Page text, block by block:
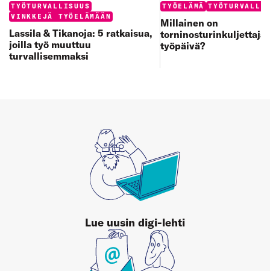
Categories:
TYÖTURVALLISUUS
VINKKEJÄ TYÖELÄMÄÄN
Lassila & Tikanoja: 5 ratkaisua,
joilla työ muuttuu
turvallisemmaksi
Categories:
TYÖELÄMÄ
Millainen on
työpäivä?
Lue uusin digi-lehti